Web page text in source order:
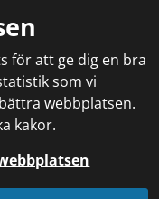
för att ge dig en bra
som vi
webbplatsen.
kakor.